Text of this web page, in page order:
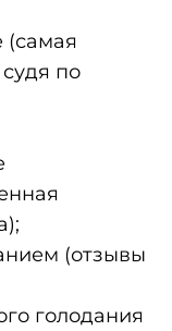
(самая
по
(отзывы
голодания